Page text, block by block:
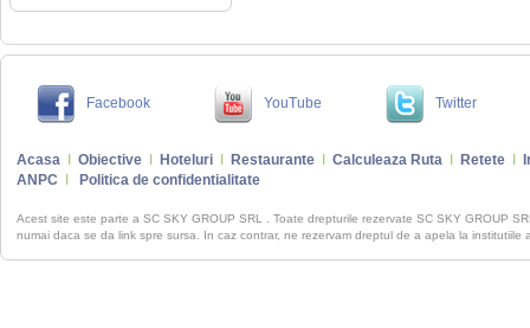
Facebook YouTube Twitter
Acasa Obiective Hoteluri Restaurante Calculeaza Ruta Retete
ANPC
Politica de confidentialitate
Acest site este parte a SC SKY GROUP SRL . Toate drepturile rezervate SC SKY GROUP
numai daca se da link spre sursa. In caz contrar, ne rezervam dreptul de a apela la institutiile